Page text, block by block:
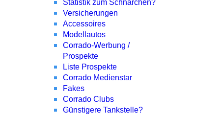
Statistik zum Schnarchen?
Versicherungen
Accessoires
Modellautos
Corrado-Werbung /
Prospekte
Liste Prospekte
Corrado Medienstar
Fakes
Corrado Clubs
Günstigere Tankstelle?